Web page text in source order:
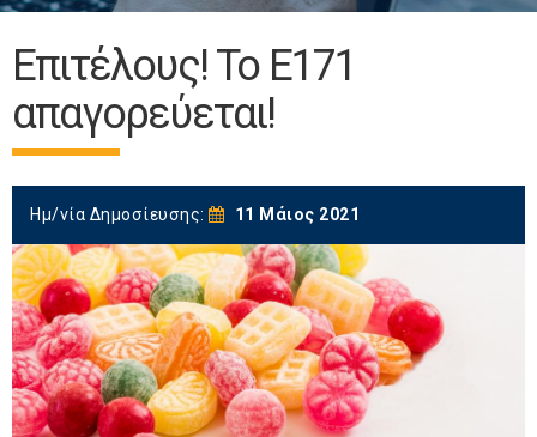
Επιτέλους! Το Ε171
απαγορεύεται!
Ημ/νία Δημοσίευσης: 11 Μάιος 2021